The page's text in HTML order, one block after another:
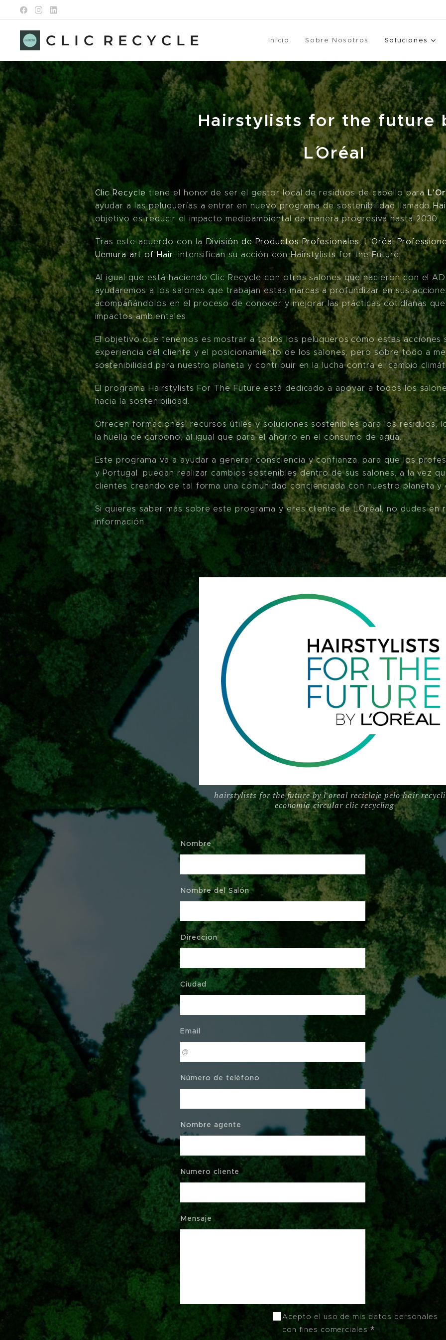
C L I C R E C Y C L E Inicio Sobre Nosotros Soluciones
Hairstylists for the future
L´Oréal
Clic Recycle tiene el honor de ser el gestor local de residuos de cabello para
ayudar a las peluquerías a entrar en nuevo programa de sostenibilidad llamado
objetivo es reducir el impacto medioambiental de manera progresiva hasta 2030.
Tras este acuerdo con la División de Productos Profesionales; L'Oréal
Uemura art of Hair, intensifican su acción con Hairstylists for the Future.
Al igual que está haciendo Clic Recycle con otros salones que nacieron con el
ayudaremos a los salones que trabajan estas marcas a profundizar en sus
acompañándolos en el proceso de conocer y mejorar las prácticas cotidianas
impactos ambientales.
El objetivo que tenemos es mostrar a todos los peluqueros cómo estas acciones
experiencia del cliente y el posicionamiento de los salones, pero sobre todo a
sostenibilidad para nuestro planeta y contribuir en la lucha contra el cambio
El programa Hairstylists For The Future está dedicado a apoyar a todos los
hacia la sostenibilidad.
Ofrecen formaciones, recursos útiles y soluciones sostenibles para los residuos,
la huella de carbono, al igual que para el ahorro en el consumo de agua.
Este programa va a ayudar a generar consciencia y confianza, para que los
y Portugal puedan realizar cambios sostenibles dentro de sus salones, a la vez
clientes creando de tal forma una comunidad concienciada con nuestro planeta y
Si quieres saber más sobre este programa y eres cliente de L´Oréal, no dudes
información.
hairstylists for the future by l'oreal reciclaje pelo hair
economía circular clic recycling
Nombre
Nombre del Salón
Direccion
Ciudad
Email
Número de teléfono
Nombre agente
Numero cliente
Mensaje
Acepto el uso de mis datos personales
con fines comerciales